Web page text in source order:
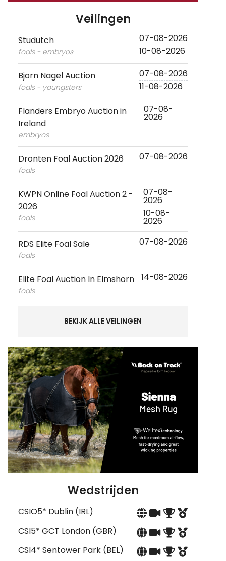
Veilingen
Studutch
foals - embryos
07-08-2026
10-08-2026
Bjorn Nagel Auction
foals - youngsters
07-08-2026
11-08-2026
Flanders Embryo Auction in
Ireland
embryos
07-08-
2026
Dronten Foal Auction 2026
foals
07-08-2026
KWPN Online Foal Auction 2 -
2026
foals
07-08-
2026
10-08-
2026
RDS Elite Foal Sale
foals
07-08-2026
Elite Foal Auction In Elmshorn
foals
14-08-2026
BEKIJK ALLE VEILINGEN
Wedstrijden
CSIO5* Dublin (IRL)
CSI5* GCT London (GBR)
CSI4* Sentower Park (BEL)